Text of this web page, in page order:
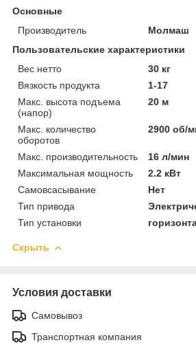
Основные
Производитель
Молмаш
Пользовательские характеристики
Вес нетто
30 кг
Вязкость продукта
1-17
Макс. высота подъема
(напор)
20 м
Макс. количество
оборотов
2900 об/
Макс. производительность
16 л/мин
Максимальная мощность
2.2 кВт
Самовсасывание
Нет
Тип привода
Тип установки
Скрыть
Условия доставки
Самовывоз
Транспортная компания